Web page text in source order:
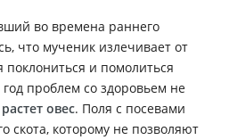
во времена раннего
что мученик излечивает от
и помолиться
проблем со здоровьем не
овес. Поля с посевами
скота, которому не позволяют